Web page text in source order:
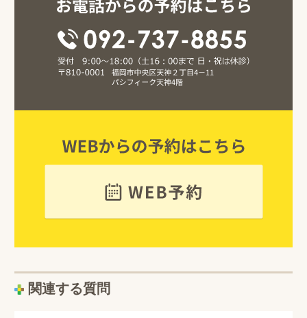
関連する質問